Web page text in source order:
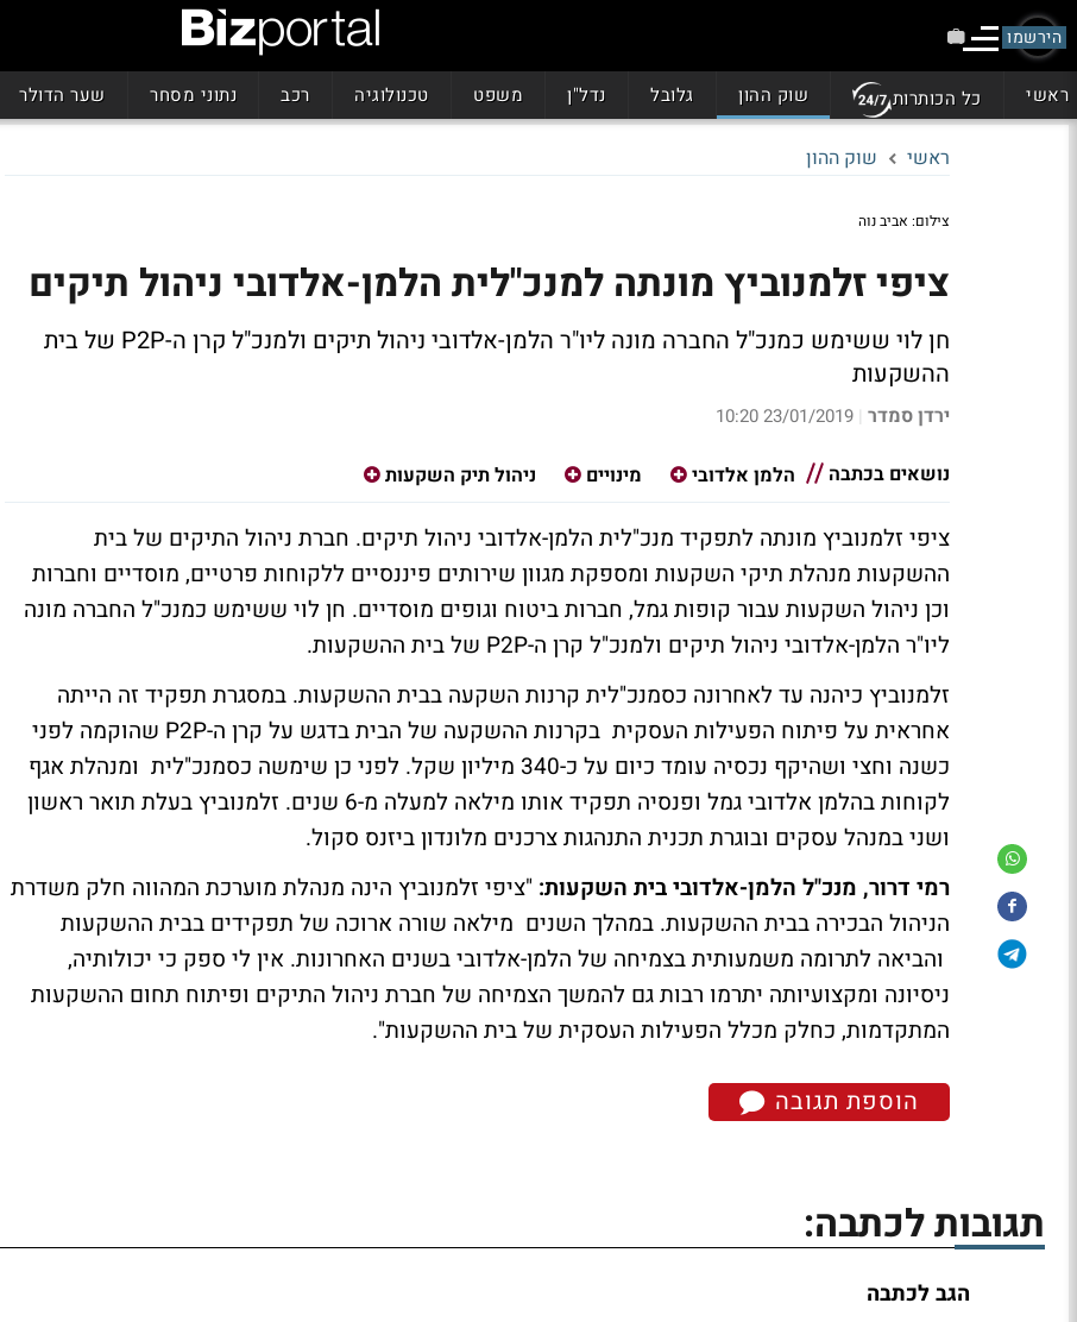
הירשמו
ראשי כל הכותרות שוק ההון גלובל נדל"ן משפט טכנולוגיה רכב נתוני מסחר שער הדולר
ראשי שוק ההון
צילום: אביב נוה
ציפי זלמנוביץ מונתה למנכ"לית הלמן-אלדובי ניהול תיקים
חן לוי ששימש כמנכ"ל החברה מונה ליו"ר הלמן-אלדובי ניהול תיקים ולמנכ"ל קרן ה-P2P של בית
ההשקעות
ירדן סמדר |
23/01/2019 10:20
נושאים בכתבה הלמן אלדובי מינויים ניהול תיק השקעות
ציפי זלמנוביץ מונתה לתפקיד מנכ"לית הלמן-אלדובי ניהול תיקים. חברת ניהול התיקים של בית
ההשקעות מנהלת תיקי השקעות ומספקת מגוון שירותים פיננסיים ללקוחות פרטיים, מוסדיים וחברות
וכן ניהול השקעות עבור קופות גמל, חברות ביטוח וגופים מוסדיים. חן לוי ששימש כמנכ"ל החברה מונה
ליו"ר הלמן-אלדובי ניהול תיקים ולמנכ"ל קרן ה-P2P של בית ההשקעות.
זלמנוביץ כיהנה עד לאחרונה כסמנכ"לית קרנות השקעה בבית ההשקעות. במסגרת תפקיד זה הייתה
אחראית על פיתוח הפעילות העסקית בקרנות ההשקעה של הבית בדגש על קרן ה-P2P שהוקמה לפני
כשנה וחצי ושהיקף נכסיה עומד כיום על כ-340 מיליון שקל. לפני כן שימשה כסמנכ"לית ומנהלת אגף
לקוחות בהלמן אלדובי גמל ופנסיה תפקיד אותו מילאה למעלה מ-6 שנים. זלמנוביץ בעלת תואר ראשון
ושני במנהל עסקים ובוגרת תכנית התנהגות צרכנים מלונדון ביזנס סקול.
רמי דרור, מנכ"ל הלמן-אלדובי בית השקעות: "ציפי זלמנוביץ הינה מנהלת מוערכת המהווה חלק משדרת
הניהול הבכירה בבית ההשקעות. במהלך השנים מילאה שורה ארוכה של תפקידים בבית ההשקעות
והביאה לתרומה משמעותית בצמיחה של הלמן-אלדובי בשנים האחרונות. אין לי ספק כי יכולותיה,
ניסיונה ומקצועיותה יתרמו רבות גם להמשך הצמיחה של חברת ניהול התיקים ופיתוח תחום ההשקעות
המתקדמות, כחלק מכלל הפעילות העסקית של בית ההשקעות".
הוספת תגובה
תגובות לכתבה:
הגב לכתבה